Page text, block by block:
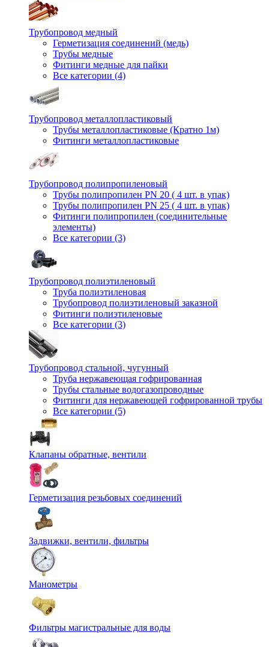
Трубопровод медный
Герметизация соединений (медь)
Трубы медные
Фитинги медные для пайки
Все категории (4)
Трубопровод металлопластиковый
Трубы металлопластиковые (Кратно 1м)
Фитинги металлопластиковые
Трубопровод полипропиленовый
Трубы полипропилен PN 20 ( 4 шт. в упак)
Трубы полипропилен PN 25 ( 4 шт. в упак)
Фитинги полипропилен (cоединительные
элементы)
Все категории (3)
Трубопровод полиэтиленовый
Труба полиэтиленовая
Трубопровод полиэтиленовый заказной
Фитинги полиэтиленовые
Все категории (3)
Трубопровод стальной, чугунный
Труба нержавеющая гофрированная
Трубы стальные водогазопроводные
Фитинги для нержавеющей гофрированной трубы
Все категории (5)
Клапаны обратные, вентили
Герметизация резьбовых соединений
Задвижки, вентили, фильтры
Манометры
Фильтры магистральные для воды